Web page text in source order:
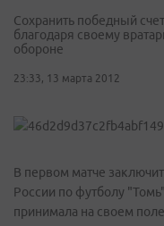
Сохранить победный
благодаря своему
обороне
23:33, 13 марта 2012
В первом матче
России по футболу
принимала на своем